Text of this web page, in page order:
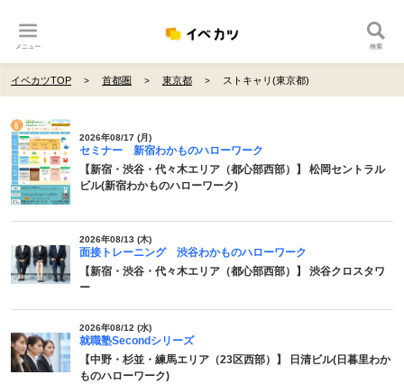
メニュー 検索
イベカツTOP 首都圏 東京都 ストキャリ(東京都)
2026年08/17 (月)
セミナー 新宿わかものハローワーク
【新宿・渋谷・代々木エリア（都心部西部）】 松岡セントラル
ビル(新宿わかものハローワーク)
2026年08/13 (木)
面接トレーニング 渋谷わかものハローワーク
【新宿・渋谷・代々木エリア（都心部西部）】 渋谷クロスタワ
ー
2026年08/12 (水)
就職塾Secondシリーズ
【中野・杉並・練馬エリア（23区西部）】 日清ビル(日暮里わか
ものハローワーク)